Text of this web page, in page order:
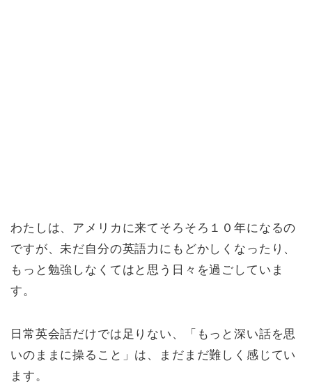
わたしは、アメリカに来てそろそろ１０年になるの
ですが、未だ自分の英語力にもどかしくなったり、
もっと勉強しなくてはと思う日々を過ごしていま
す。
日常英会話だけでは足りない、「もっと深い話を思
いのままに操ること」は、まだまだ難しく感じてい
ます。